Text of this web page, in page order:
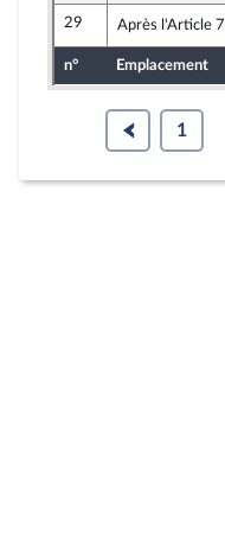
29 Après l'Article 7
n° Emplacement
1